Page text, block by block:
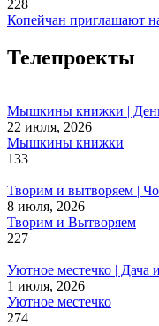
228
Копейчан приглашают
Телепроекты
Мышкины книжки |
22 июля, 2026
Мышкины книжки
133
Творим и вытворяем |
8 июля, 2026
Творим и Вытворяем
227
Уютное местечко | Дача
1 июля, 2026
Уютное местечко
274